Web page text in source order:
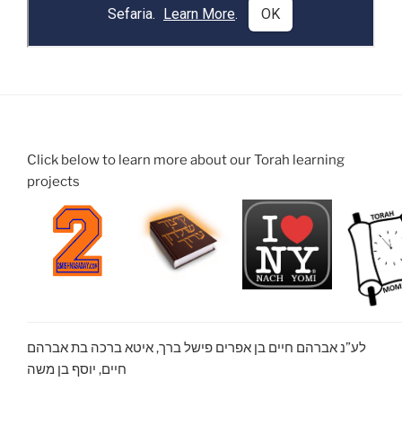
Click below to learn more about our Torah learning
projects
לע”נ אברהם חיים בן אפרים פישל ברך, איטא ברכה בת אברהם
חיים, יוסף בן משה